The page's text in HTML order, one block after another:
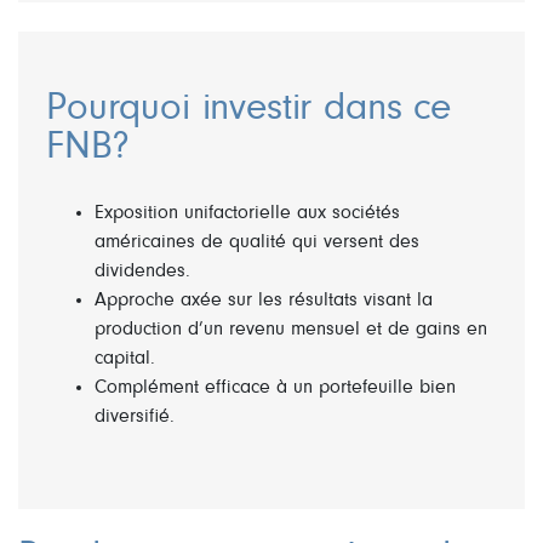
Pourquoi investir dans ce
FNB?
Exposition unifactorielle aux sociétés
américaines de qualité qui versent des
dividendes.
Approche axée sur les résultats visant la
production d’un revenu mensuel et de gains en
capital.
Complément efficace à un portefeuille bien
diversifié.